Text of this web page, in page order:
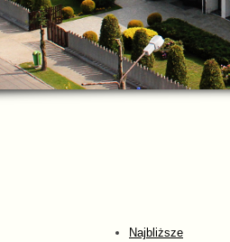
Najbliższe